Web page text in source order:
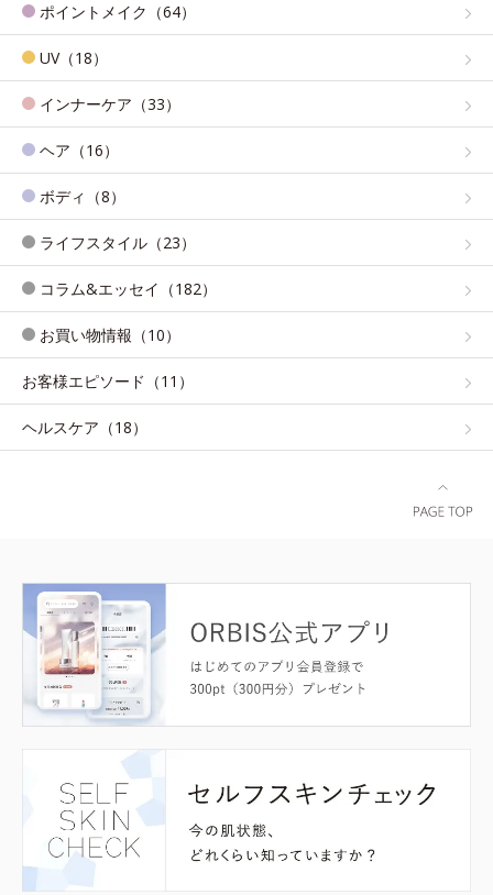
ポイントメイク（64）
UV（18）
インナーケア（33）
ヘア（16）
ボディ（8）
ライフスタイル（23）
コラム&エッセイ（182）
お買い物情報（10）
お客様エピソード（11）
ヘルスケア（18）